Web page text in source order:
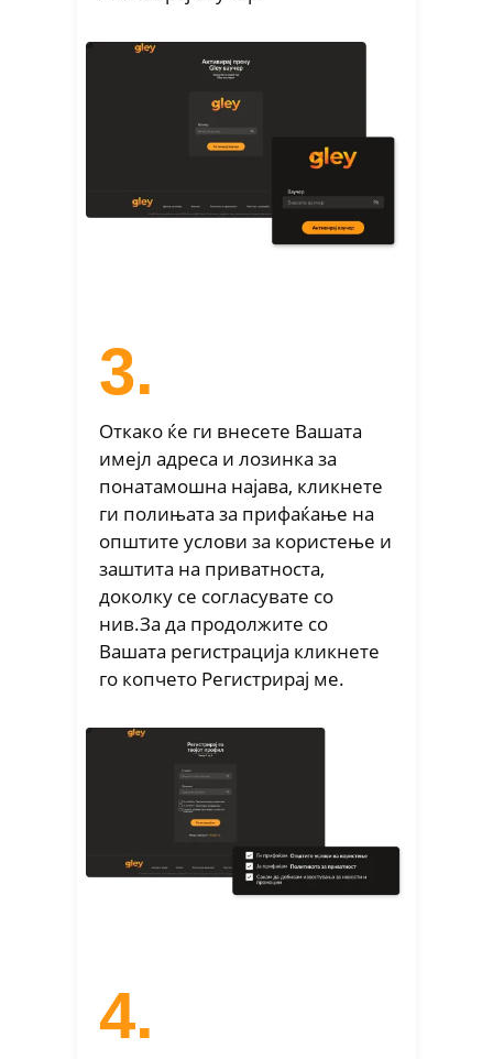
3.
Откако ќе ги внесете Вашата
имејл адреса и лозинка за
понатамошна најава, кликнете
ги полињата за прифаќање на
општите услови за користење и
заштита на приватноста,
доколку се согласувате со
нив.За да продолжите со
Вашата регистрација кликнете
го копчето Регистрирај ме.
4.